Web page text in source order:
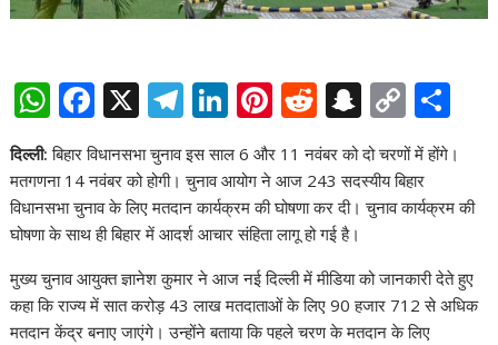
W
h
at
s
A
p
p
F
ac
e
b
o
o
k
X T
e
gr
a
m
Li
k
e
dI
n
Pi
er
e
st
R
e
d
di
t
S
n
a
p
h
at
C
o
p
y
n
k
ar
e
दिल्ली: बिहार विधानसभा चुनाव इस साल 6 और 11 नवंबर को दो चरणों में होंगे।
मतगणना 14 नवंबर को होगी। चुनाव आयोग ने आज 243 सदस्यीय बिहार
विधानसभा चुनाव के लिए मतदान कार्यक्रम की घोषणा कर दी। चुनाव कार्यक्रम की
घोषणा के साथ ही बिहार में आदर्श आचार संहिता लागू हो गई है।
मुख्य चुनाव आयुक्त ज्ञानेश कुमार ने आज नई दिल्ली में मीडिया को जानकारी देते हुए
कहा कि राज्य में सात करोड़ 43 लाख मतदाताओं के लिए 90 हजार 712 से अधिक
मतदान केंद्र बनाए जाएंगे। उन्होंने बताया कि पहले चरण के मतदान के लिए